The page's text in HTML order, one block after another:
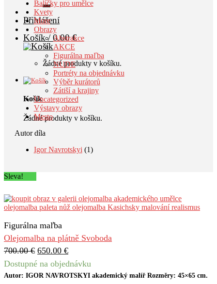
Přihlášení
Košík /0.00€
Žádné produkty v košíku.
Košík
Žádné produkty v košíku.
Balíčky pro umělce
Kvety
More
Obrazy
Abstrakce
AKCE
Figurálna maľba
NUDE
Portréty na objednávku
Výběr kurátorů
Zátiší a krajiny
Uncategorized
Výstavy obrazy
Mesto
Autor díla
Igor Navrotskyi (1)
Sleva!
Figurálna maľba
Olejomalba na plátně Svoboda
700.00€ 650.00 €
Dostupné na objednávku
Autor: IGOR NAVROTSKYI akademický malíř Rozměry: 45×65 cm.